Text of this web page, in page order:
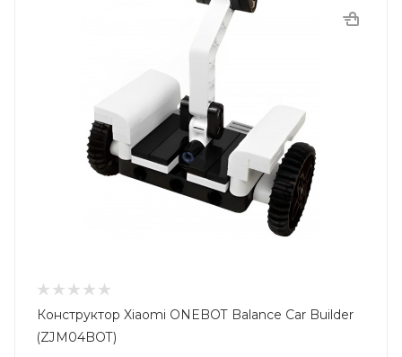
Конструктор Xiaomi ONEBOT Balance Car Builder
(ZJM04BOT)